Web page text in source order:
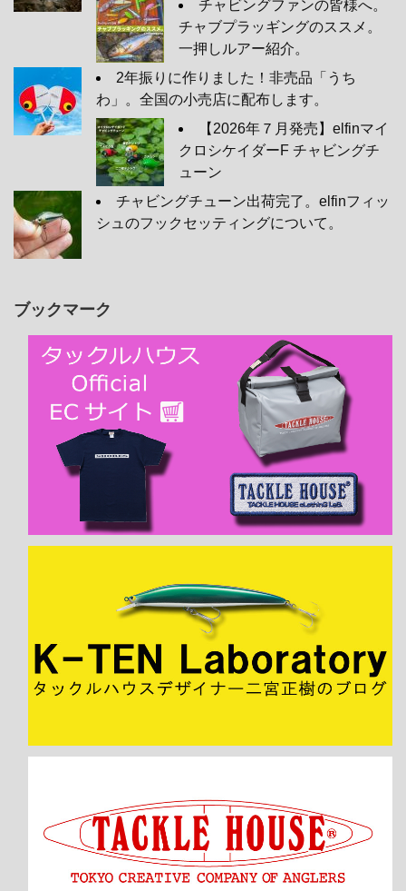
チャビングファンの皆様へ。
チャブプラッギングのススメ。
一押しルアー紹介。
2年振りに作りました！非売品「うち
わ」。全国の小売店に配布します。
【2026年７月発売】elfinマイ
クロシケイダーF チャビングチ
ューン
チャビングチューン出荷完了。elfinフィッ
シュのフックセッティングについて。
ブックマーク